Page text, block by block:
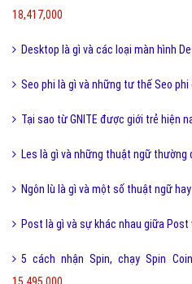
18,417,000
Desktop là gì và các loại màn hình
Seo phi là gì và những tư thế Seo
Tại sao từ GNITE được giới trẻ hiện
Les là gì và những thuật ngữ thường
Ngôn lù là gì và một số thuật ngữ
Post là gì và sự khác nhau giữa Post
5 cách nhận Spin, chạy Spin